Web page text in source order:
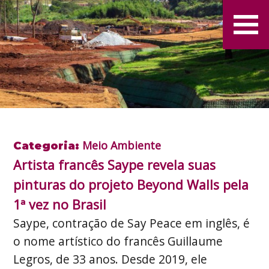
Categoria: Meio Ambiente
Artista francês Saype revela suas
pinturas do projeto Beyond Walls pela
1ª vez no Brasil
Saype, contração de Say Peace em inglês, é
o nome artístico do francês Guillaume
Legros, de 33 anos. Desde 2019, ele